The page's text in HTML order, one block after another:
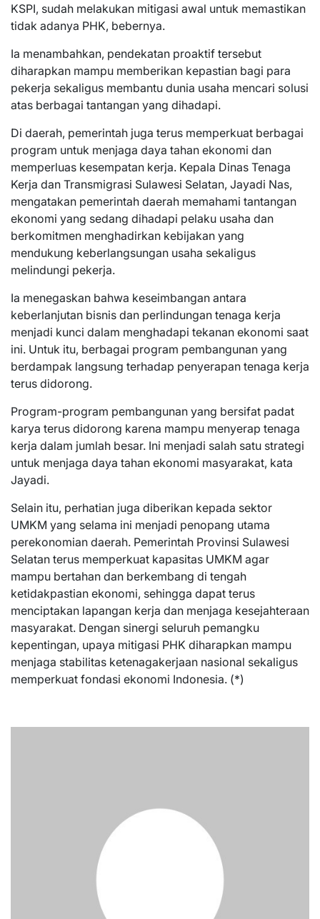
KSPI, sudah melakukan mitigasi awal untuk memastikan
tidak adanya PHK, bebernya.
Ia menambahkan, pendekatan proaktif tersebut
diharapkan mampu memberikan kepastian bagi para
pekerja sekaligus membantu dunia usaha mencari solusi
atas berbagai tantangan yang dihadapi.
Di daerah, pemerintah juga terus memperkuat berbagai
program untuk menjaga daya tahan ekonomi dan
memperluas kesempatan kerja. Kepala Dinas Tenaga
Kerja dan Transmigrasi Sulawesi Selatan, Jayadi Nas,
mengatakan pemerintah daerah memahami tantangan
ekonomi yang sedang dihadapi pelaku usaha dan
berkomitmen menghadirkan kebijakan yang
mendukung keberlangsungan usaha sekaligus
melindungi pekerja.
Ia menegaskan bahwa keseimbangan antara
keberlanjutan bisnis dan perlindungan tenaga kerja
menjadi kunci dalam menghadapi tekanan ekonomi saat
ini. Untuk itu, berbagai program pembangunan yang
berdampak langsung terhadap penyerapan tenaga kerja
terus didorong.
Program-program pembangunan yang bersifat padat
karya terus didorong karena mampu menyerap tenaga
kerja dalam jumlah besar. Ini menjadi salah satu strategi
untuk menjaga daya tahan ekonomi masyarakat, kata
Jayadi.
Selain itu, perhatian juga diberikan kepada sektor
UMKM yang selama ini menjadi penopang utama
perekonomian daerah. Pemerintah Provinsi Sulawesi
Selatan terus memperkuat kapasitas UMKM agar
mampu bertahan dan berkembang di tengah
ketidakpastian ekonomi, sehingga dapat terus
menciptakan lapangan kerja dan menjaga kesejahteraan
masyarakat. Dengan sinergi seluruh pemangku
kepentingan, upaya mitigasi PHK diharapkan mampu
menjaga stabilitas ketenagakerjaan nasional sekaligus
memperkuat fondasi ekonomi Indonesia. (*)